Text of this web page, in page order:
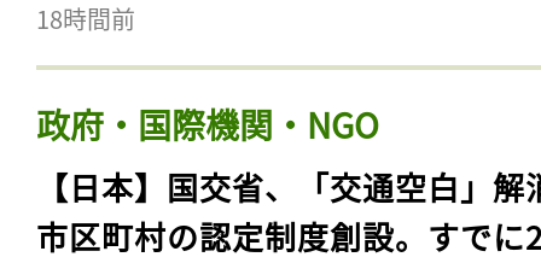
18時間前
政府・国際機関・NGO
【日本】国交省、「交通空白」解
市区町村の認定制度創設。すでに